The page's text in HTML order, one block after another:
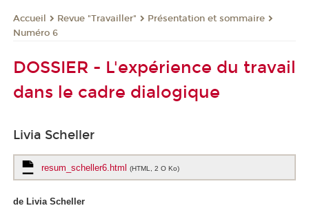
Accueil Revue "Travailler"
Présentation et sommaire
Numéro 6
DOSSIER - L'expérience du travail
dans le cadre dialogique
Livia Scheller
resum_scheller6.html (HTML, 2 O Ko)
de Livia Scheller